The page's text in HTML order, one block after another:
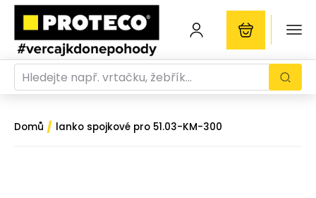
Domů / lanko spojkové pro 51.03-KM-300